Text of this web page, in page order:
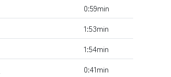
0:59min
1:53min
1:54min
0:41min